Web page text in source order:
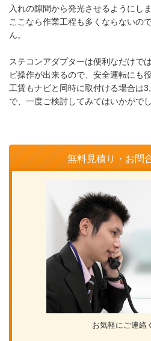
入れの隙間から発光させるようにしま
ここなら作業工程も多くならないの
ん。
ステコンアダプターは便利なだけで
ビ操作が出来るので、安全運転にも
工賃もナビと同時に取付ける場合は
で、一度ご検討してみてはいかがでし
無料見積り・お問
お気軽にご連絡